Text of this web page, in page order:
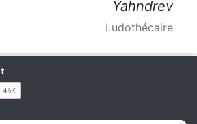
Yahndrev
Ludothécaire